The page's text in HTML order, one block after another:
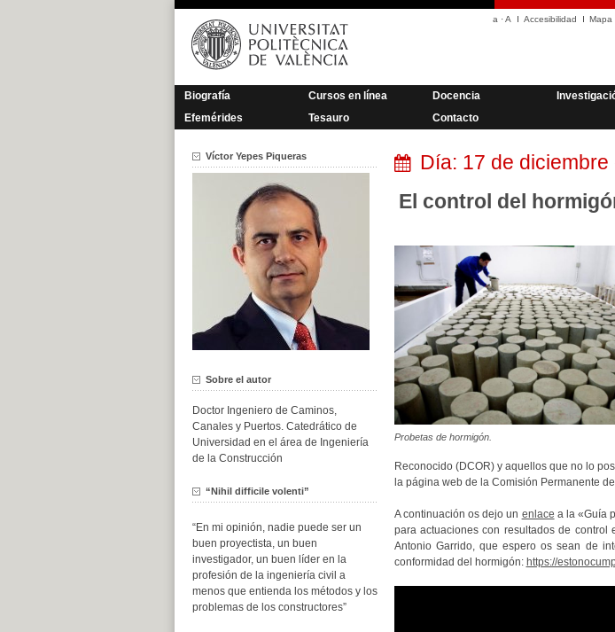
Saltar
contenido
a ·A Accesibilidad Mapa
Biografía Cursos en línea Docencia
Efemérides
Tesauro Contacto
Día: 17 de diciembre
El control del
Probetas de hormigón.
Reconocido (DCOR) y aquellos que no lo
la página web de la Comisión Permanente
A continuación os dejo un enlace a la «Guía
para actuaciones con resultados de control
Antonio Garrido, que espero os sean de
conformidad del hormigón: https://
Víctor Yepes Piqueras
Sobre el autor
Doctor Ingeniero de Caminos,
Canales y Puertos. Catedrático de
Universidad en el área de Ingeniería
de la Construcción
“Nihil difficile volenti”
“En mi opinión, nadie puede ser un
buen proyectista, un buen
investigador, un buen líder en la
profesión de la ingeniería civil a
menos que entienda los métodos y los
problemas de los constructores”